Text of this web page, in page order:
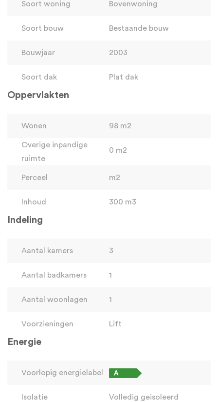
Soort woning Bovenwoning
Soort bouw Bestaande bouw
Bouwjaar 2003
Soort dak Plat dak
Oppervlakten
Wonen 98 m2
Overige inpandige
ruimte
0 m2
Perceel m2
Inhoud 300 m3
Indeling
Aantal kamers 3
Aantal badkamers 1
Aantal woonlagen 1
Voorzieningen Lift
Energie
Voorlopig energielabel
Isolatie Volledig geisoleerd